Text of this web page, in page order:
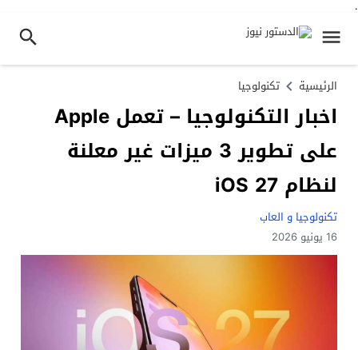
.
الرئيسية تكنولوجيا
اخبار التكنولوجيا – تعمل Apple
على تطوير 3 ميزات غير معلنة
لنظام iOS 27
تكنولوجيا و العاب
16 يونيو 2026